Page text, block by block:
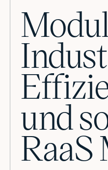
und
RaaS